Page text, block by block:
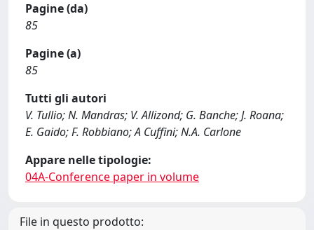
Pagine (da)
85
Pagine (a)
85
Tutti gli autori
V. Tullio; N. Mandras; V. Allizond; G. Banche; J. Roana;
E. Gaido; F. Robbiano; A Cuffini; N.A. Carlone
Appare nelle tipologie:
04A-Conference paper in volume
File in questo prodotto: